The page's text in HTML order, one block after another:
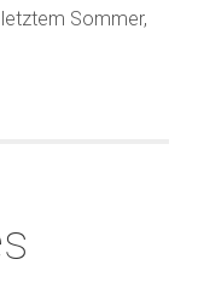
Sommer,